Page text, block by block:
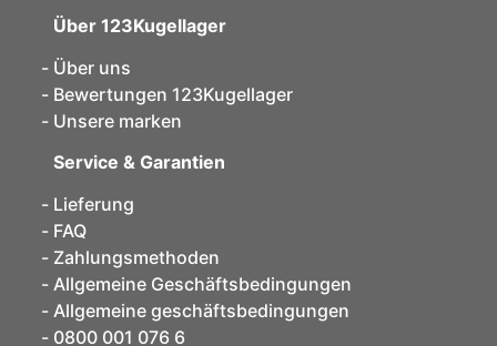
Über 123Kugellager
Über uns
Bewertungen 123Kugellager
Unsere marken
Service & Garantien
Lieferung
FAQ
Zahlungsmethoden
Allgemeine Geschäftsbedingungen
Allgemeine geschäftsbedingungen
0800 001 076 6